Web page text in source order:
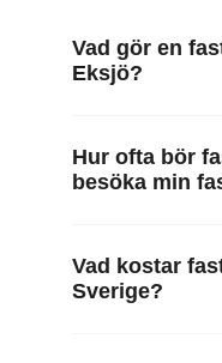
Vad gör en
Eksjö?
Hur ofta bör
besöka min
Vad kostar
Sverige?